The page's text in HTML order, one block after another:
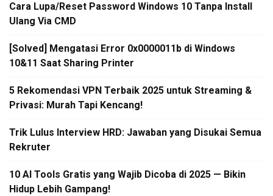
Cara Lupa/Reset Password Windows 10 Tanpa Install
Ulang Via CMD
[Solved] Mengatasi Error 0x0000011b di Windows
10&11 Saat Sharing Printer
5 Rekomendasi VPN Terbaik 2025 untuk Streaming &
Privasi: Murah Tapi Kencang!
Trik Lulus Interview HRD: Jawaban yang Disukai Semua
Rekruter
10 AI Tools Gratis yang Wajib Dicoba di 2025 — Bikin
Hidup Lebih Gampang!